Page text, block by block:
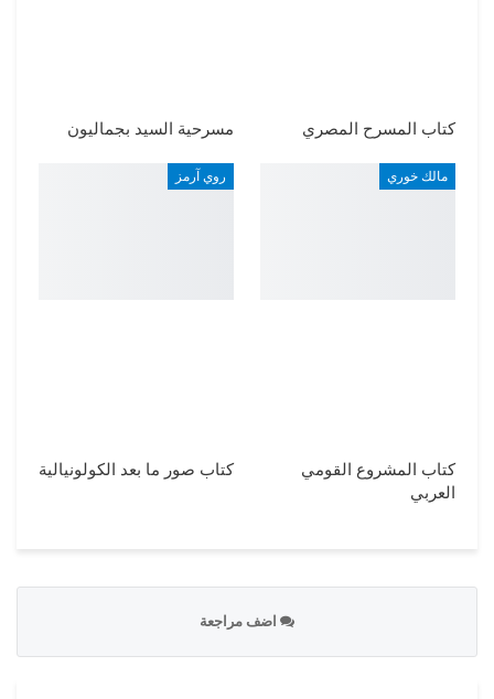
كتاب المسرح المصري مسرحية السيد بجماليون
مالك خوري
كتاب المشروع القومي
العربي
روي آرمز
كتاب صور ما بعد الكولونيالية
اضف مراجعة